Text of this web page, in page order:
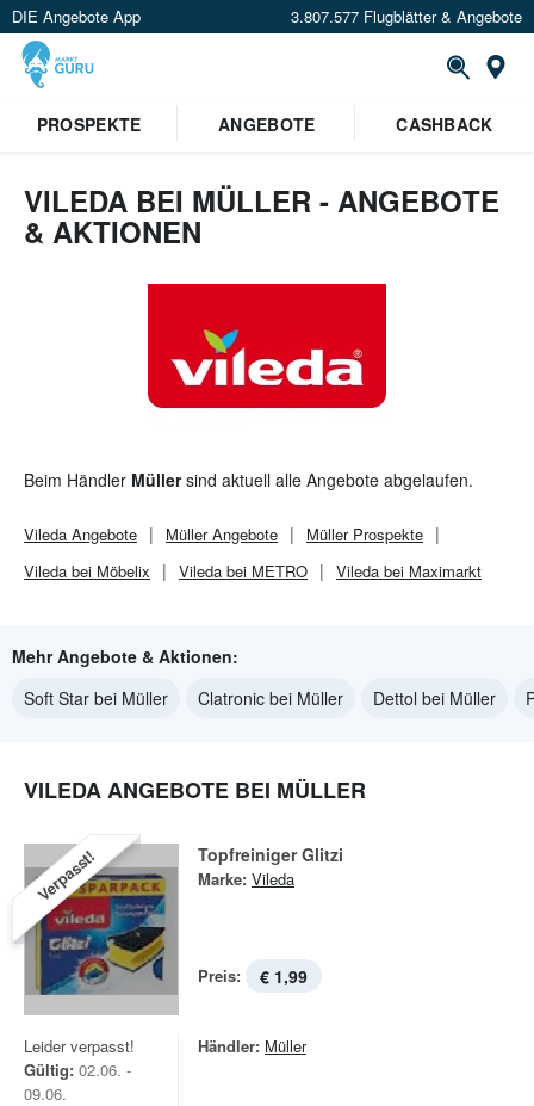
DIE Angebote App 3.807.577 Flugblätter & Angebote
Standort festlegen
PROSPEKTE ANGEBOTE CASHBACK
VILEDA BEI MÜLLER - ANGEBOTE
& AKTIONEN
Beim Händler Müllersind aktuell alle Angebote abgelaufen.
Vileda Angebote MüllerAngebote MüllerProspekte
Vileda bei Möbelix
Vileda bei METRO Vileda bei Maximarkt
Mehr Angebote & Aktionen:
Soft Star bei Müller
Clatronic bei Müller Dettol bei Müller
VILEDA ANGEBOTE BEI MÜLLER
Verpasst! Topfreiniger Glitzi
Marke: Vileda
Preis: € 1,99
Leider verpasst!
Gültig: 02.06. -
09.06.
Händler: Müller